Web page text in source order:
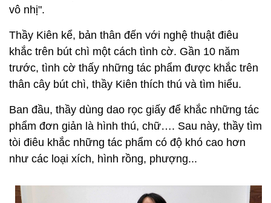
vô nhị".
Thầy Kiên kể, bản thân đến với nghệ thuật điêu
khắc trên bút chì một cách tình cờ. Gần 10 năm
trước, tình cờ thấy những tác phẩm được khắc trên
thân cây bút chì, thầy Kiên thích thú và tìm hiểu.
Ban đầu, thầy dùng dao rọc giấy để khắc những tác
phẩm đơn giản là hình thú, chữ…. Sau này, thầy tìm
tòi điêu khắc những tác phẩm có độ khó cao hơn
như các loại xích, hình rồng, phượng...